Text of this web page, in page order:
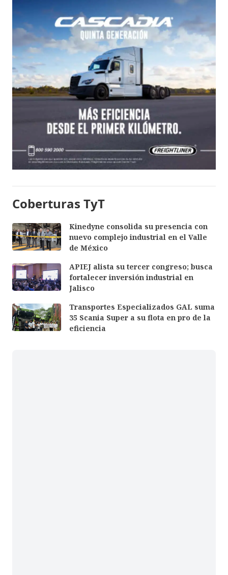
Coberturas TyT
Kinedyne consolida su presencia con
nuevo complejo industrial en el Valle
de México
APIEJ alista su tercer congreso; busca
fortalecer inversión industrial en
Jalisco
Transportes Especializados GAL suma
35 Scania Super a su flota en pro de la
eficiencia